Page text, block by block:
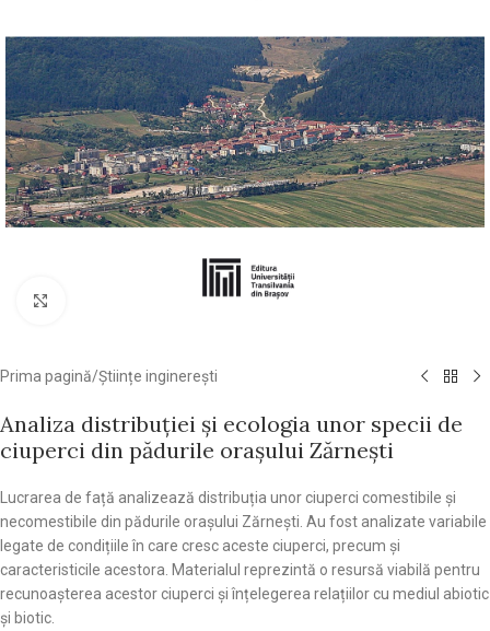
Prima pagină/Științe inginerești
Analiza distribuției și ecologia unor specii de
ciuperci din pădurile orașului Zărnești
Lucrarea de față analizează distribuția unor ciuperci comestibile și
necomestibile din pădurile orașului Zărnești. Au fost analizate variabile
legate de condițiile în care cresc aceste ciuperci, precum și
caracteristicile acestora. Materialul reprezintă o resursă viabilă pentru
recunoașterea acestor ciuperci și înțelegerea relațiilor cu mediul abiotic
și biotic.